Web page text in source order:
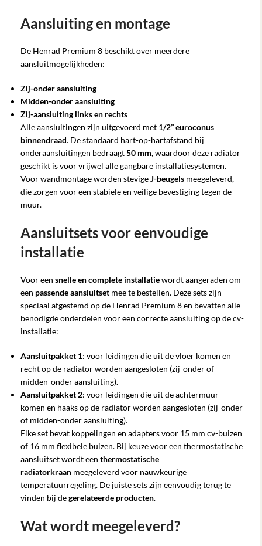
Aansluiting en montage
De Henrad Premium 8 beschikt over meerdere
aansluitmogelijkheden:
Zij-onder aansluiting
Midden-onder aansluiting
Zij-aansluiting links en rechts
Alle aansluitingen zijn uitgevoerd met 1/2” euroconus
binnendraad. De standaard hart-op-hartafstand bij
onderaansluitingen bedraagt50 mm, waardoor deze radiator
geschikt is voor vrijwel alle gangbare installatiesystemen.
Voor wandmontage worden stevigeJ-beugels meegeleverd,
die zorgen voor een stabiele en veilige bevestiging tegen de
muur.
Aansluitsets voor eenvoudige
installatie
Voor een snelle en complete installatiewordt aangeraden om
een passende aansluitset mee te bestellen. Deze sets zijn
speciaal afgestemd op de Henrad Premium 8 en bevatten alle
benodigde onderdelen voor een correcte aansluiting op de cv-
installatie:
Aansluitpakket 1: voor leidingen die uit de vloer komen en
recht op de radiator worden aangesloten (zij-onder of
midden-onder aansluiting).
Aansluitpakket 2: voor leidingen die uit de achtermuur
komen en haaks op de radiator worden aangesloten (zij-onder
of midden-onder aansluiting).
Elke set bevat koppelingen en adapters voor 15 mm cv-buizen
of 16 mm flexibele buizen. Bij keuze voor een thermostatische
aansluitset wordt een thermostatische
radiatorkraan meegeleverd voor nauwkeurige
temperatuurregeling. De juiste sets zijn eenvoudig terug te
vinden bij degerelateerde producten.
Wat wordt meegeleverd?